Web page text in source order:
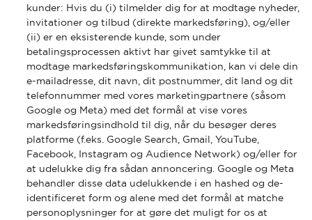
kunder: Hvis du (i) tilmelder dig for at modtage nyheder,
invitationer og tilbud (direkte markedsføring), og/eller
(ii) er en eksisterende kunde, som under
betalingsprocessen aktivt har givet samtykke til at
modtage markedsføringskommunikation, kan vi dele din
e-mailadresse, dit navn, dit postnummer, dit land og dit
telefonnummer med vores marketingpartnere (såsom
Google og Meta) med det formål at vise vores
markedsføringsindhold til dig, når du besøger deres
platforme (f.eks. Google Search, Gmail, YouTube,
Facebook, Instagram og Audience Network) og/eller for
at udelukke dig fra sådan annoncering. Google og Meta
behandler disse data udelukkende i en hashed og de-
identificeret form og alene med det formål at matche
personoplysninger for at gøre det muligt for os at